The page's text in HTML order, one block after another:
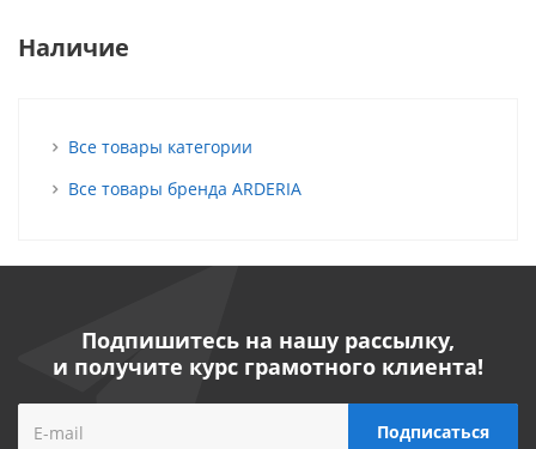
Наличие
Все товары категории
Все товары бренда ARDERIA
Подпишитесь на нашу рассылку,
и получите курс грамотного клиента!